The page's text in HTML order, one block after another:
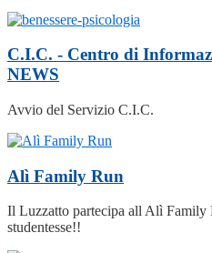
C.I.C. - Centro di
NEWS
Avvio del Servizio C.I.C.
Alì Family Run
Il Luzzatto partecipa all Alì Family
studentesse!!